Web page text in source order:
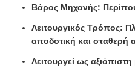
Βάρος Μηχανής:
Λειτουργικός Τρόπος:
αποδοτική και σταθερή
Λειτουργεί ως